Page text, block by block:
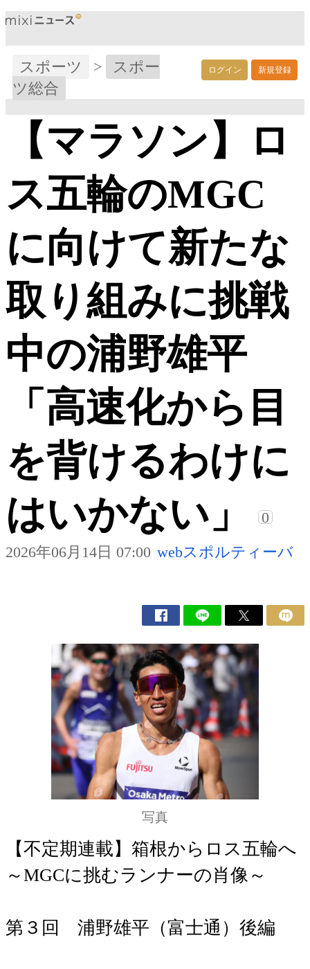
ログイン 新規登録
スポーツ >
スポー
ツ総合
【マラソン】ロ
ス五輪のMGC
に向けて新たな
取り組みに挑戦
中の浦野雄平
「高速化から目
を背けるわけに
はいかない」
0
2026年06月14日 07:00 webスポルティーバ
写真
【不定期連載】箱根からロス五輪へ
～MGCに挑むランナーの肖像～
第３回 浦野雄平（富士通）後編